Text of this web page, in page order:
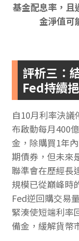
基金配息率，且
金淨值可
評析三：
Fed持續
自10月利率決
布啟動每月400
金，除購買1年
期債券，但未來
聯準會在歷經長
規模已從巔峰時
Fed逆回購交易
緊湊使短端利率
備金，緩解貨幣